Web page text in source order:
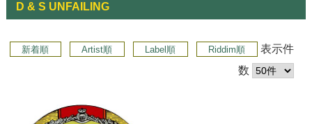
D & S UNFAILING
新着順 Artist順 Label順 Riddim順
表示件
数